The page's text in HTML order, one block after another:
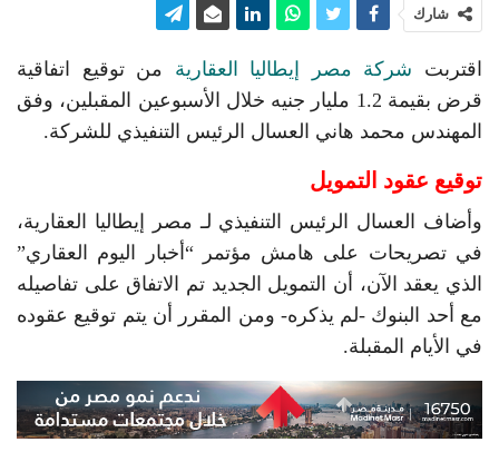
شارك
اقتربت شركة مصر إيطاليا العقارية من توقيع اتفاقية
قرض بقيمة 1.2 مليار جنيه خلال الأسبوعين المقبلين، وفق
المهندس محمد هاني العسال الرئيس التنفيذي للشركة.
توقيع عقود التمويل
وأضاف العسال الرئيس التنفيذي لـ مصر إيطاليا العقارية،
في تصريحات على هامش مؤتمر “أخبار اليوم العقاري”
الذي يعقد الآن، أن التمويل الجديد تم الاتفاق على تفاصيله
مع أحد البنوك -لم يذكره- ومن المقرر أن يتم توقيع عقوده
في الأيام المقبلة.